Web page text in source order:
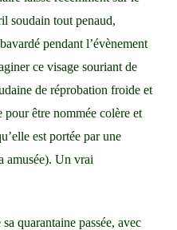
soudain tout penaud,
pendant l’évènement
ce visage souriant de
de réprobation froide et
être nommée colère et
est portée par une
amusée). Un vrai
quarantaine passée, avec